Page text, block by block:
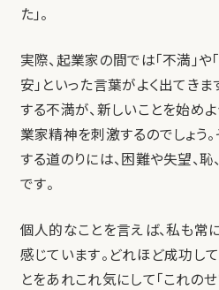
た」。
実際、起業家の間では「不満」や「
安」といった言葉がよく出てき
する不満が、新しいことを始め
業家精神を刺激するのでしょう
する道のりには、困難や失望、
です。
個人的なことを言えば、私も常
感じています。どれほど成功し
とをあれこれ気にして「これの